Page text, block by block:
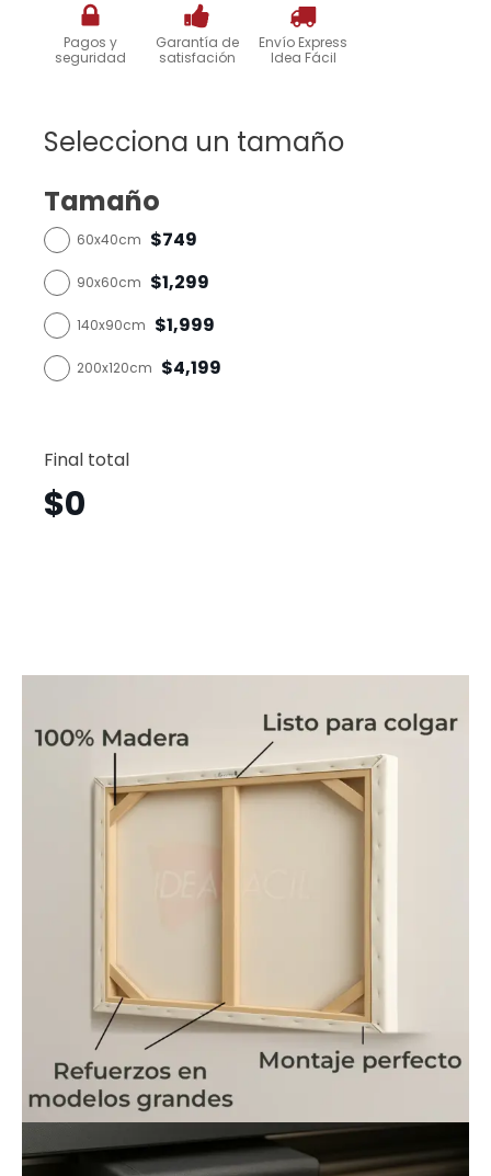
Pagos y
seguridad
Garantía de
satisfación
Envío Express
Idea Fácil
Selecciona un tamaño
Tamaño
60x40cm $749
90x60cm $1,299
140x90cm $1,999
200x120cm $4,199
Final total
$0